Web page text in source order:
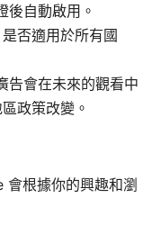
後自動啟用。
否適用於所有國
告會在未來的觀看中
政策改變。
會根據你的興趣和瀏